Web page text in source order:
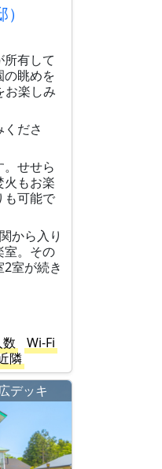
有して
の眺めを
お楽しみ
ださ
せせら
火もお楽
も可能で
から入り
室。その
室が続き
Wi-Fi
隣
デッキ